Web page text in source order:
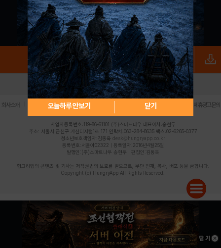
오늘하루 안보기 닫기
로그인 PC버전 전체앱
회사소개 | 개인정보 처리방침 불법촬영물 신고센터 제휴광고문의
사업자등록번호:119-86-61101 (주)스마트나우 대표이사:송현두
주소: 서울시 금천구 가산디지털1로 171 연락처:063-284-8635 팩스:02-6265-0377
청소년보호책임자:김동욱 desk@hungryapp.co.kr
등록번호:서울아02322 | 등록일자:2016년4월25일
발행인:(주)스마트나우 송현두 | 편집인:김동욱
헝그리앱의 콘텐츠 및 기사는 저작권법의 보호를 받으므로, 무단 전재, 복사, 배포 등을 금합니다.
Copyright (c) HungryApp All Rights Reserved.